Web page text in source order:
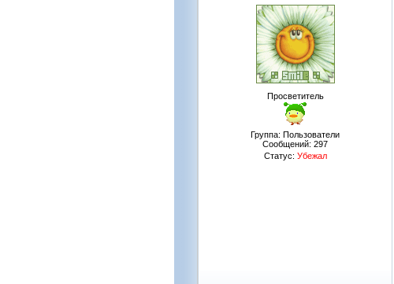
Просветитель
Группа: Пользователи
Сообщений: 297
Статус: Убежал